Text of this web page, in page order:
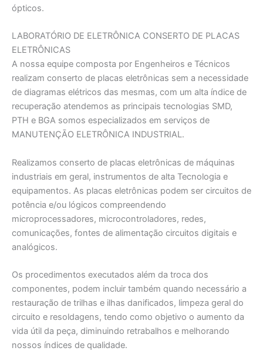
ópticos.
LABORATÓRIO DE ELETRÔNICA CONSERTO DE PLACAS
ELETRÔNICAS
A nossa equipe composta por Engenheiros e Técnicos
realizam conserto de placas eletrônicas sem a necessidade
de diagramas elétricos das mesmas, com um alta índice de
recuperação atendemos as principais tecnologias SMD,
PTH e BGA somos especializados em serviços de
MANUTENÇĀO ELETRÔNICA INDUSTRIAL.
Realizamos conserto de placas eletrônicas de máquinas
industriais em geral, instrumentos de alta Tecnologia e
equipamentos. As placas eletrônicas podem ser circuitos de
potência e/ou lógicos compreendendo
microprocessadores, microcontroladores, redes,
comunicações, fontes de alimentação circuitos digitais e
analógicos.
Os procedimentos executados além da troca dos
componentes, podem incluir também quando necessário a
restauração de trilhas e ilhas danificados, limpeza geral do
circuito e resoldagens, tendo como objetivo o aumento da
vida útil da peça, diminuindo retrabalhos e melhorando
nossos índices de qualidade.